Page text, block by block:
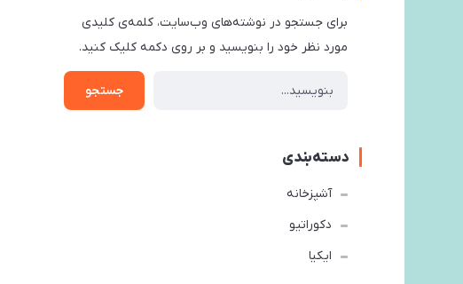
برای جستجو در نوشته‌های وب‌سایت، کلمه‌ی کلیدی
مورد نظر خود را بنویسید و بر روی دکمه کلیک کنید.
جستجو
دسته‌بندی
آشپزخانه
دکوراتیو
ایکیا